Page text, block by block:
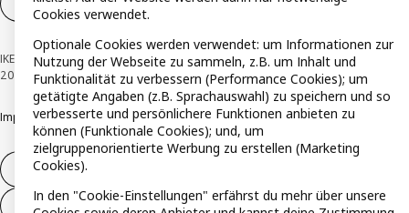
Cookie-Einstellungen DE
IKEA Österreich - Südring, 2334 Vösendorf © Inter IKEA Systems B.V. 1999-
2026
ImpressumDatenschutzerklärungCookie RichtlinieResponsible Disclosure
Widerruf / Rückgabe
Widerrufsrecht ausüben (Services)
Cookies verwendet.
Optionale Cookies werden verwendet: um Informationen zur
Nutzung der Webseite zu sammeln, z.B. um Inhalt und
Funktionalität zu verbessern (Performance Cookies); um
getätigte Angaben (z.B. Sprachauswahl) zu speichern und so
verbesserte und persönlichere Funktionen anbieten zu
können (Funktionale Cookies); und, um
zielgruppenorientierte Werbung zu erstellen (Marketing
Cookies).
In den "Cookie-Einstellungen" erfährst du mehr über unsere